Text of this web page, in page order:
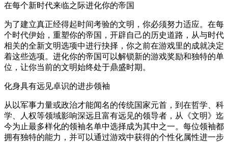
在每个新时代来临之际进化你的帝国
为了建立真正经得起时间考验的文明，你必须努力适应。在每
个时代伊始，重塑你的帝国，开辟自己的历史道路，从与时代
相关的全新文明选项中进行抉择，你之前在游戏里的成就决定
着这些选项。进化你的帝国可以解锁新的游戏奖励和独特的单
位，让你当前的文明始终处于鼎盛时期。
化身具有远见卓识的进步领袖
从以军事力量或政治才能闻名的传统国家元首，到在哲学、科
学、人权等领域影响深远且富有远见的领导者，从《文明》迄
今为止最多样化的领袖名单中选择成为其中之一。每位领袖都
拥有独特的能力，并可以通过游戏中获得的个性化属性进一步